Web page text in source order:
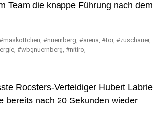
Team die knappe Führung nach dem
Roosters-Verteidiger Hubert Labrie
bereits nach 20 Sekunden wieder